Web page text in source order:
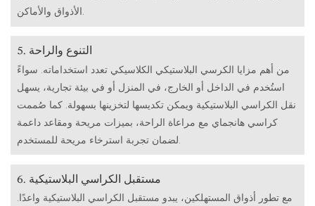
5. التنوع والراحة
من أهم مزايا الكرسي البلاستيكي الكلاسيكي تعدد استخداماته. سواءً
استُخدم في الداخل أو الخارج، في المنزل أو في بيئة تجارية، يسهل
نقل الكراسي البلاستيكية ويمكن تكديسها لتخزينها بسهولة. كما صُممت
كراسي هانجماي مع مراعاة الراحة، بميزات مريحة ومقاعد داعمة
6. مستقبل الكراسي البلاستيكية
مع تطور أذواق المستهلكين، يبدو مستقبل الكراسي البلاستيكية واعدًا.